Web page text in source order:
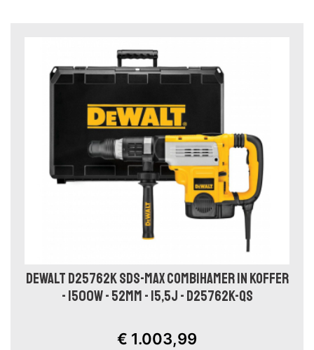
DEWALT D25762K SDS-MAX COMBIHAMER IN KOFFER
- 1500W - 52MM - 15,5J - D25762K-QS
€ 1.003,99